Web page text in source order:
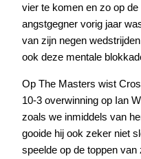
vier te komen en zo op
angstgegner vorig jaar
van zijn negen
ook deze mentale
Op The Masters wist
10-3 overwinning op Ian
zoals we inmiddels van
gooide hij ook zeker niet
speelde op de toppen